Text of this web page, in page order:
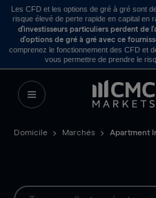
Les CFD et les options de gré à gré sont
risque élevé de perte rapide en capital en
d’investisseurs particuliers perdent de
d’options de gré à gré avec ce
comprenez le fonctionnement des CFD et
vous permettre de prendre le
Domicile Marchés Apartment